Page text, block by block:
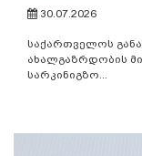
30.07.2026
საქართველოს
ახალგაზრდობის
სარკინიგზო...